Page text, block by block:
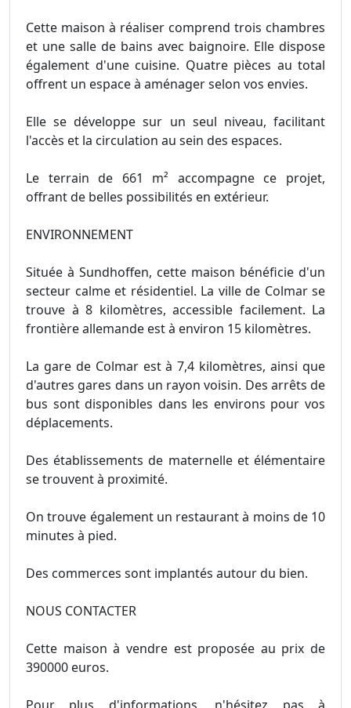
Cette maison à réaliser comprend trois chambres
et une salle de bains avec baignoire. Elle dispose
également d'une cuisine. Quatre pièces au total
offrent un espace à aménager selon vos envies.
Elle se développe sur un seul niveau, facilitant
l'accès et la circulation au sein des espaces.
Le terrain de 661 m² accompagne ce projet,
offrant de belles possibilités en extérieur.
ENVIRONNEMENT
Située à Sundhoffen, cette maison bénéficie d'un
secteur calme et résidentiel. La ville de Colmar se
trouve à 8 kilomètres, accessible facilement. La
frontière allemande est à environ 15 kilomètres.
La gare de Colmar est à 7,4 kilomètres, ainsi que
d'autres gares dans un rayon voisin. Des arrêts de
bus sont disponibles dans les environs pour vos
déplacements.
Des établissements de maternelle et élémentaire
se trouvent à proximité.
On trouve également un restaurant à moins de 10
minutes à pied.
Des commerces sont implantés autour du bien.
NOUS CONTACTER
Cette maison à vendre est proposée au prix de
390000 euros.